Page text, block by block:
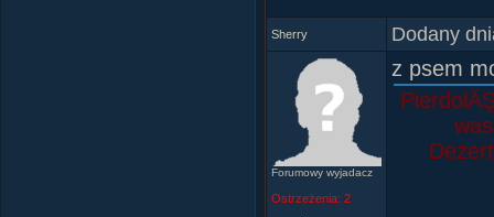
Dom
Kapitan i
Koala485
fanclub
SHR
Sherry Dodany
Forumowy wyjadacz
Ostrzeżenia: 2
z psem